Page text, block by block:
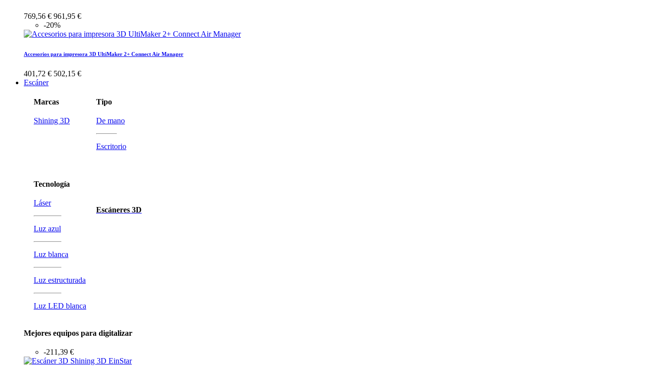
769,56 € 961,95 €
-20%
Accesorios para impresora 3D UltiMaker 2+ Connect Air Manager
401,72 € 502,15 €
Escáner
Marcas
Shining 3D
Tecnología
Láser
Luz azul
Luz blanca
Luz estructurada
Luz LED blanca
Tipo
De mano
Escritorio
Escáneres 3D
Mejores equipos para digitalizar
-211,39 €